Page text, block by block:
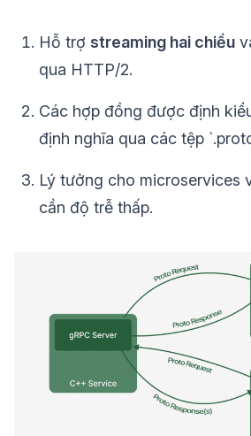
Hỗ trợ streaming hai chiều
qua HTTP/2.
Các hợp đồng được định
định nghĩa qua các tệp
Lý tưởng cho microservices
cần độ trễ thấp.